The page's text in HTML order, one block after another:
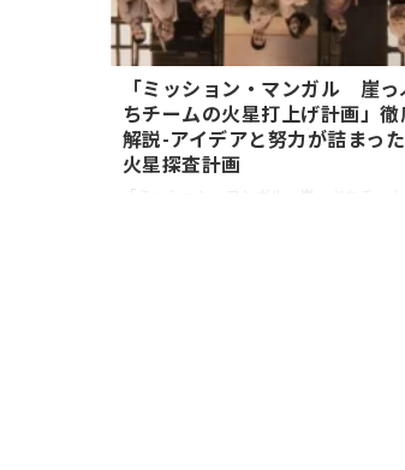
のような映画 バーフバリシリーズのS・S
ージャマウリ監 ...
「ミッション・マンガル 崖っ
ちチームの火星打上げ計画」徹
解説-アイデアと努力が詰まった
火星探査計画
「ミッション・マンガル 崖っぷちチーム